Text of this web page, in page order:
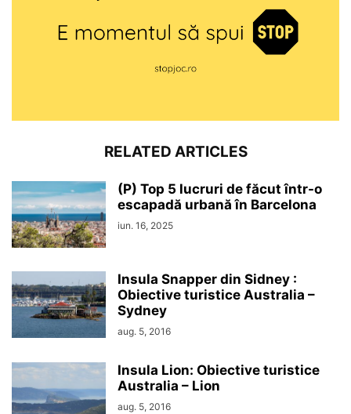
RELATED ARTICLES
(P) Top 5 lucruri de făcut într-o
escapadă urbană în Barcelona
iun. 16, 2025
Insula Snapper din Sidney :
Obiective turistice Australia –
Sydney
aug. 5, 2016
Insula Lion: Obiective turistice
Australia – Lion
aug. 5, 2016